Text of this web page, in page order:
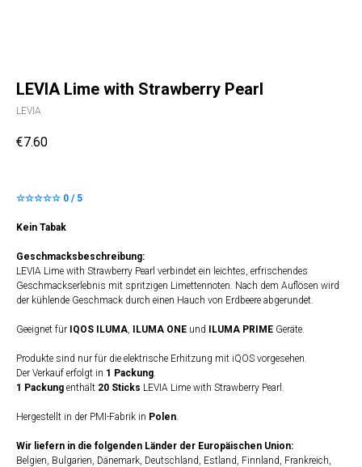
LEVIA Lime with Strawberry Pearl
LEVIA
€7.60
☆☆☆☆☆ 0 / 5
Kein Tabak
Geschmacksbeschreibung:
LEVIA Lime with Strawberry Pearl verbindet ein leichtes, erfrischendes
Geschmackserlebnis mit spritzigen Limettennoten. Nach dem Auflösen wird
der kühlende Geschmack durch einen Hauch von Erdbeere abgerundet.
Geeignet für IQOS ILUMA, ILUMA ONE und ILUMA PRIME Geräte.
Produkte sind nur für die elektrische Erhitzung mit iQOS vorgesehen.
Der Verkauf erfolgt in 1 Packung.
1 Packung enthält 20 Sticks LEVIA Lime with Strawberry Pearl.
Hergestellt in der PMI-Fabrik in Polen.
Wir liefern in die folgenden Länder der Europäischen Union:
Belgien, Bulgarien, Dänemark, Deutschland, Estland, Finnland, Frankreich,